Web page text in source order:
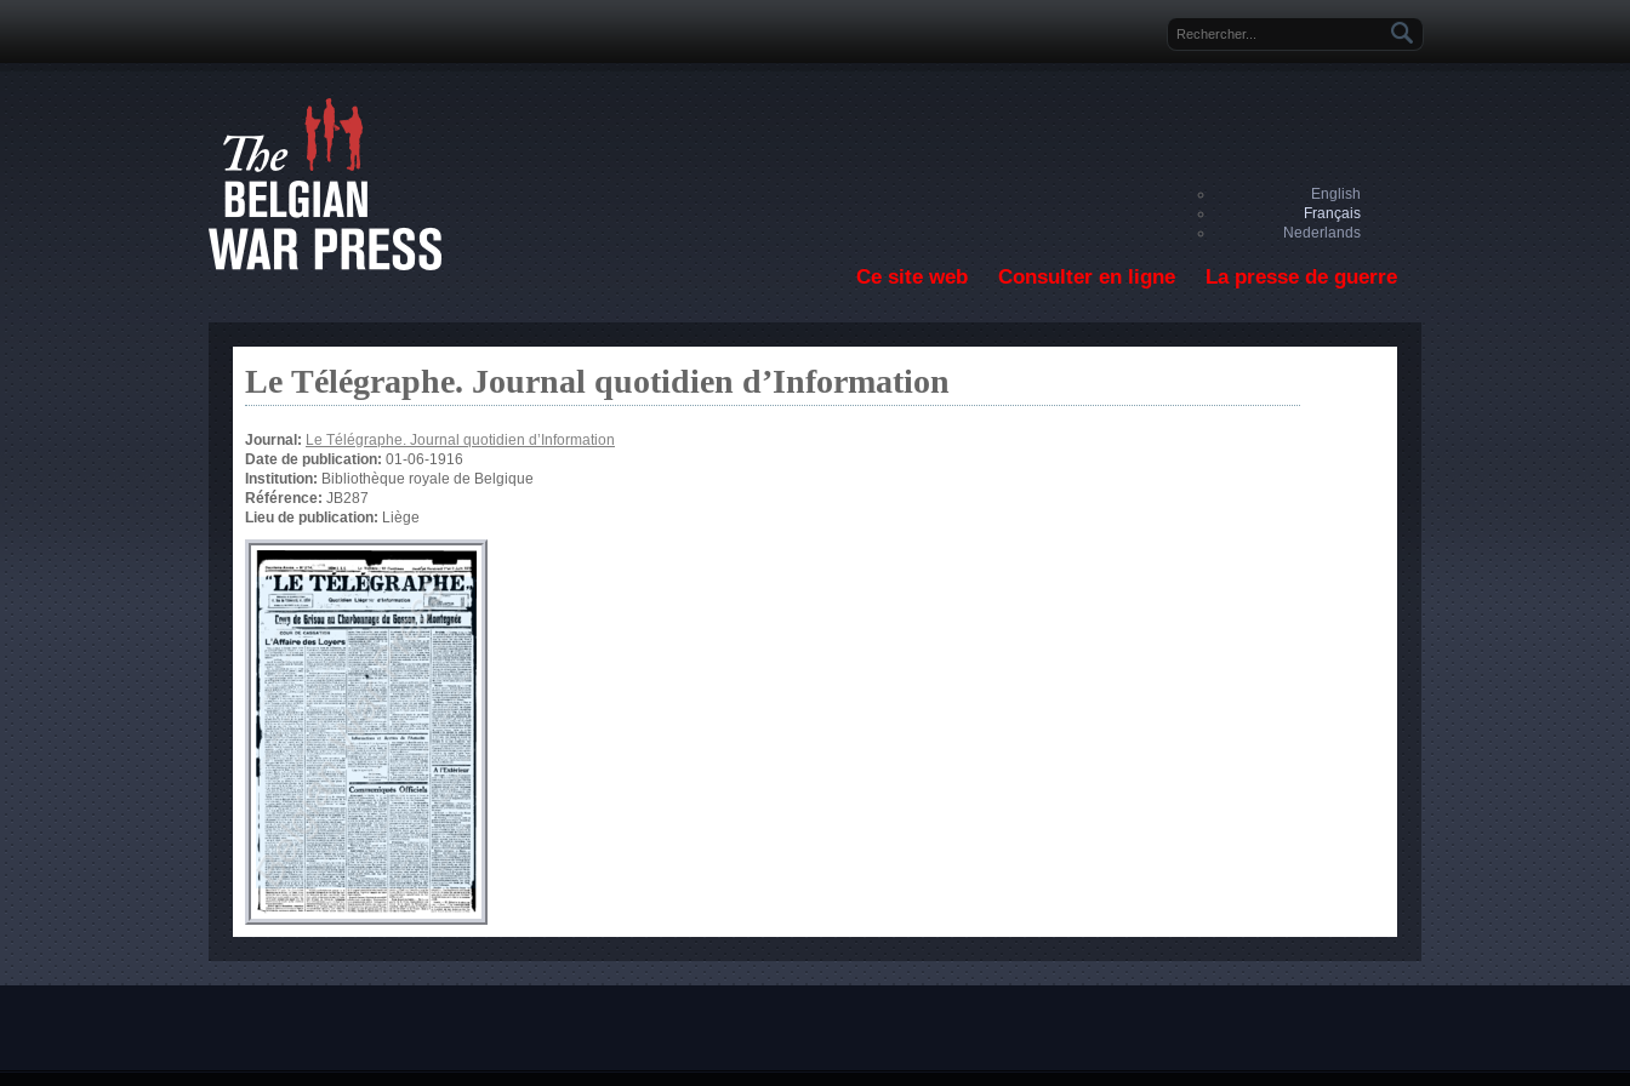
Formulaire de recherche
English
Français
Nederlands
Ce site web Consulter en ligne La presse de guerre
Le Télégraphe. Journal quotidien d’Information
Journal: Le Télégraphe. Journal quotidien d’Information
Date de publication: 01-06-1916
Institution: Bibliothèque royale de Belgique
Référence: JB287
Lieu de publication: Liège